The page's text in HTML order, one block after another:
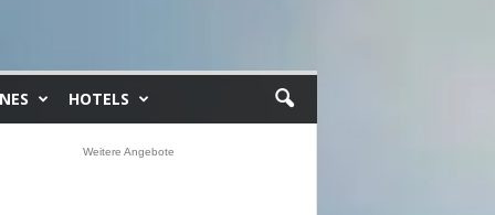
HOTELS
Weitere Angebote